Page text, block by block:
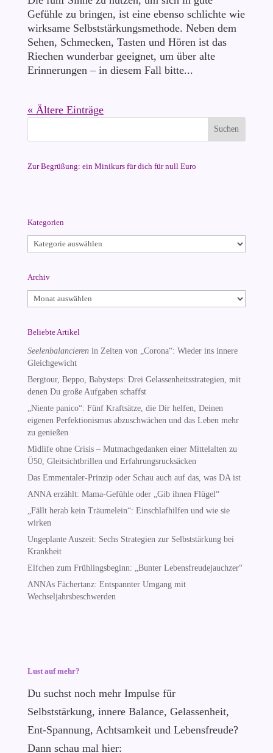
Gefühle zu bringen, ist eine ebenso schlichte wie
wirksame Selbststärkungsmethode. Neben dem
Sehen, Schmecken, Tasten und Hören ist das
Riechen wunderbar geeignet, um über alte
Erinnerungen – in diesem Fall bitte...
« Ältere Einträge
Zur Begrüßung: ein Minikurs für dich für null Euro
Kategorien
Kategorien
Archiv
Archiv
Beliebte Artikel
Seelenbalancierenin Zeiten von „Corona“: Wieder ins innere
Gleichgewicht
Bergtour, Beppo, Babysteps: Drei Gelassenheitsstrategien, mit
denen Du große Aufgaben schaffst
„Niente panico“: Fünf Kraftsätze, die Dir helfen, Deinen
eigenen Perfektionismus abzuschwächen und das Leben mehr
zu genießen
Midlife ohne Crisis – Mutmachgedanken einer Mittelalten zu
Ü50, Gleitsichtbrillen und Erfahrungsrucksäcken
Das Emmentaler-Prinzip oder Schau auch auf das, was DA ist
ANNA erzählt: Mama-Gefühle oder „Gib ihnen Flügel“
„Fällt herab kein Träumelein“: Einschlafhilfen und wie sie
wirken
Ungeplante Auszeit: Sechs Strategien zur Selbststärkung bei
Krankheit
Elfchen zum Frühlingsbeginn: „Bunter Lebensfreudejauchzer“
ANNAs Fächertanz: Entspannter Umgang mit
Wechseljahrsbeschwerden
Lust auf mehr?
Du suchst noch mehr Impulse für
Selbststärkung, innere Balance, Gelassenheit,
Ent-Spannung, Achtsamkeit und Lebensfreude?
Dann schau mal hier: